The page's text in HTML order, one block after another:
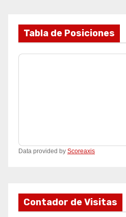
Tabla de Posiciones
Data provided by Scoreaxis
Contador de Visitas